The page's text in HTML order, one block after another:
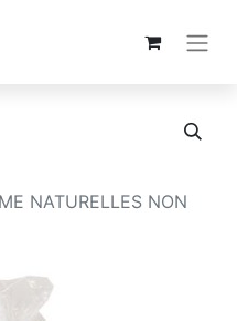
NATURELLES NON